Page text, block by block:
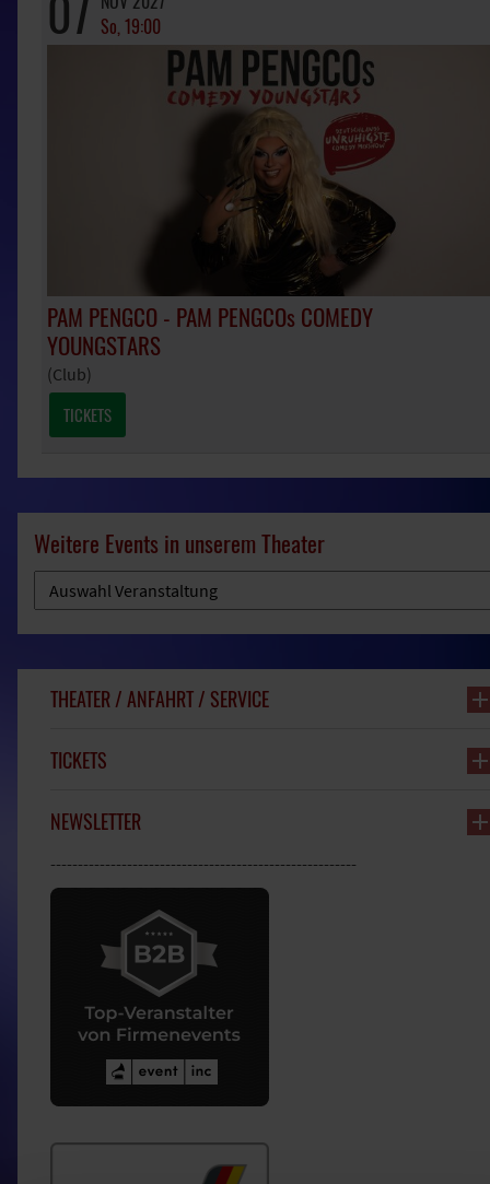
So, 19:00
PAM PENGCO - PAM PENGCOs COMEDY
YOUNGSTARS
(Club)
TICKETS
Weitere Events in unserem Theater
THEATER / ANFAHRT / SERVICE
TICKETS
NEWSLETTER
--------------------------------------------------------